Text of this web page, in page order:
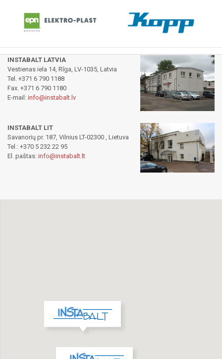
INSTABALT LATVIA
Vestienas iela 14, Rīga, LV-1035, Latvia
Tel. +371 6 790 1188
Fax. +371 6 790 1180
E-mail: info@instabalt.lv
INSTABALT LIT
Savanorių pr. 187, Vilnius LT-02300 , Lietuva
Tel.: +370 5 232 22 95
El. paštas: info@instabalt.lt